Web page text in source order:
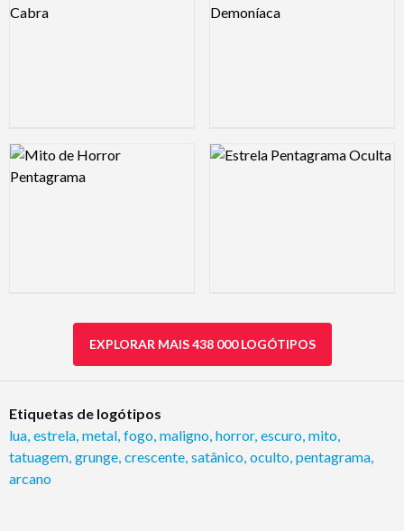
Logo Preview Image Logo Preview Image
EXPLORAR MAIS 438 000 LOGÓTIPOS
Etiquetas de logótipos
lua estrela metal fogo maligno horror, escuro mito
tatuagem grunge crescente satânico oculto pentagrama
arcano